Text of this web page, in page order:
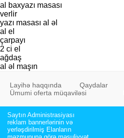
al baxyazı masası
verlir
yazı masası al əl
al el
çarpayı
2 ci el
ağdaş
al əl maşın
Layihə haqqında Qaydalar
Ümumi oferta müqaviləsi
Saytın Administrasiyası
reklam bannerlərinin və
yerləşdirilmiş Elanların